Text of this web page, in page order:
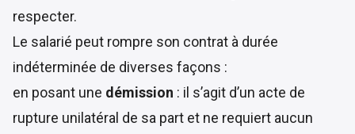
respecter.
Le salarié peut rompre son contrat à durée
indéterminée de diverses façons :
en posant une démission : il s’agit d’un acte de
rupture unilatéral de sa part et ne requiert aucun